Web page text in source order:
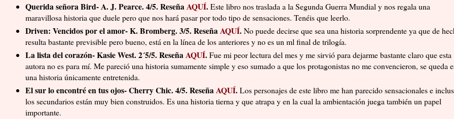
Querida señora Bird- A. J. Pearce. 4/5. ReseñaAQUÍ.Este libro nos traslada a la Segunda Guerra Mundial y nos regala una
maravillosa historia que duele pero que nos hará pasar por todo tipo de sensaciones. Tenéis que leerlo.
Driven: Vencidos por el amor- K. Bromberg. 3/5. ReseñaAQUÍ.No puede decirse que sea una historia sorprendente ya que de
resulta bastante previsible pero bueno, está en la línea de los anteriores y no es un ml final de trilogía.
La lista del corazón- Kasie West. 2´5/5. ReseñaAQUÍ.Fue mi peor lectura del mes y me sirvió para dejarme bastante claro que esta
autora no es para mí. Me pareció una historia sumamente simple y eso sumado a que los protagonistas no me convencieron, se queda
una historia únicamente entretenida.
El sur lo encontré en tus ojos- Cherry Chic. 4/5. ReseñaAQUÍ.Los personajes de este libro me han parecido sensacionales e
los secundarios están muy bien construidos. Es una historia tierna y que atrapa y en la cual la ambientación juega también un papel
importante.